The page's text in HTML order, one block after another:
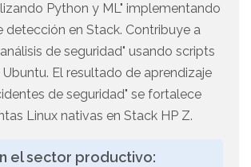
Python y ML" implementando
detección en Stack. Contribuye a
de seguridad" usando scripts
El resultado de aprendizaje
de seguridad" se fortalece
Linux nativas en Stack HP Z.
el sector productivo: